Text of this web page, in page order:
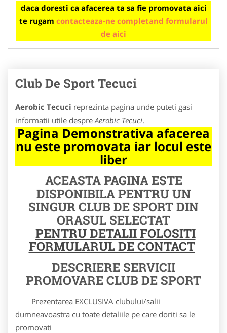
daca doresti ca afacerea ta sa fie promovata aici
te rugam contacteaza-ne completand formularul
de aici
Club De Sport Tecuci
Aerobic Tecuci reprezinta pagina unde puteti gasi
informatii utile despre Aerobic Tecuci.
Pagina Demonstrativa afacerea
nu este promovata iar locul este
liber
ACEASTA PAGINA ESTE
DISPONIBILA PENTRU UN
SINGUR CLUB DE SPORT DIN
ORASUL SELECTAT
PENTRU DETALII FOLOSITI
FORMULARUL DE CONTACT
DESCRIERE SERVICII
PROMOVARE CLUB DE SPORT
Prezentarea EXCLUSIVA clubului/salii
dumneavoastra cu toate detaliile pe care doriti sa le
promovati